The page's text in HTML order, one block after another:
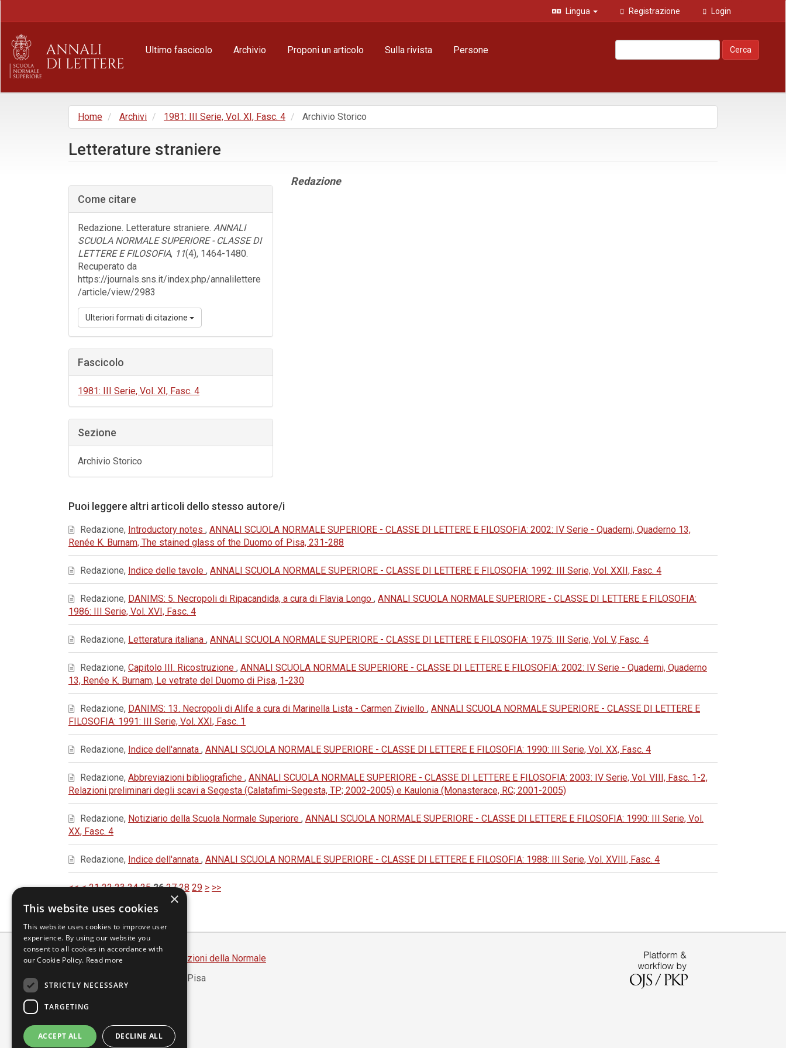
principale
Barra
laterale
Lingua Registrazione Login
Ultimo fascicolo Archivio Proponi un articolo Sulla rivista Persone Cerca
Home Archivi 1981: III Serie, Vol. XI, Fasc. 4 Archivio Storico
Letterature straniere
laterale
dell'articolo
Come citare
Redazione. Letterature straniere. ANNALI
SCUOLA NORMALE SUPERIORE - CLASSE DI
LETTERE E FILOSOFIA, 11(4), 1464-1480.
Recuperato da
https://journals.sns.it/index.php/annalilettere
/article/view/2983
Ulteriori formati di citazione
Fascicolo
1981: III Serie, Vol. XI, Fasc. 4
Sezione
Archivio Storico
Contenuto
Redazione
Puoi leggere altri articoli dello stesso autore/i
Redazione, Introductory notes , ANNALI SCUOLA NORMALE SUPERIORE - CLASSE DI LETTERE E FILOSOFIA: 2002: IV Serie - Quaderni, Quaderno 13,
Renée K. Burnam, The stained glass of the Duomo of Pisa, 231-288
Redazione, Indice delle tavole , ANNALI SCUOLA NORMALE SUPERIORE - CLASSE DI LETTERE E FILOSOFIA: 1992: III Serie, Vol. XXII, Fasc. 4
Redazione, DANIMS: 5. Necropoli di Ripacandida, a cura di Flavia Longo , ANNALI SCUOLA NORMALE SUPERIORE - CLASSE DI LETTERE E FILOSOFIA:
1986: III Serie, Vol. XVI, Fasc. 4
Redazione, Letteratura italiana , ANNALI SCUOLA NORMALE SUPERIORE - CLASSE DI LETTERE E FILOSOFIA: 1975: III Serie, Vol. V, Fasc. 4
Redazione, Capitolo III. Ricostruzione , ANNALI SCUOLA NORMALE SUPERIORE - CLASSE DI LETTERE E FILOSOFIA: 2002: IV Serie - Quaderni, Quaderno
13, Renée K. Burnam, Le vetrate del Duomo di Pisa, 1-230
Redazione, DANIMS: 13. Necropoli di Alife a cura di Marinella Lista - Carmen Ziviello , ANNALI SCUOLA NORMALE SUPERIORE - CLASSE DI LETTERE E
FILOSOFIA: 1991: III Serie, Vol. XXI, Fasc. 1
Redazione, Indice dell'annata , ANNALI SCUOLA NORMALE SUPERIORE - CLASSE DI LETTERE E FILOSOFIA: 1990: III Serie, Vol. XX, Fasc. 4
Redazione, Abbreviazioni bibliografiche , ANNALI SCUOLA NORMALE SUPERIORE - CLASSE DI LETTERE E FILOSOFIA: 2003: IV Serie, Vol. VIII, Fasc. 1-2,
Relazioni preliminari degli scavi a Segesta (Calatafimi-Segesta, TP; 2002-2005) e Kaulonia (Monasterace, RC; 2001-2005)
Redazione, Notiziario della Scuola Normale Superiore , ANNALI SCUOLA NORMALE SUPERIORE - CLASSE DI LETTERE E FILOSOFIA: 1990: III Serie, Vol.
XX, Fasc. 4
Redazione, Indice dell'annata , ANNALI SCUOLA NORMALE SUPERIORE - CLASSE DI LETTERE E FILOSOFIA: 1988: III Serie, Vol. XVIII, Fasc. 4
<< < 21 22 23 24 25 26 27 28 29 > >>
Scuola Normale Superiore
Edizioni della Normale
Piazza dei Cavalieri, 7 - 56126 Pisa
Partita IVA 00420000507
segreteria.annali@sns.it
×
This website uses cookies
This website uses cookies to improve user
experience. By using our website you
consent to all cookies in accordance with
our Cookie Policy. Read more
STRICTLY NECESSARY
TARGETING
ACCEPT ALL DECLINE ALL